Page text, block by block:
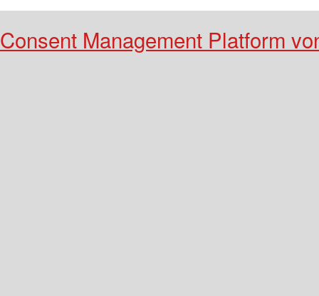
Consent Management Platform